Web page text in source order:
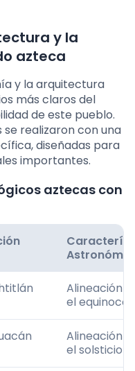
y la
azteca
y la arquitectura
más claros del
de este pueblo.
se realizaron con una
diseñadas para
importantes.
aztecas con
Alineación
el
Alineación
el solsticio